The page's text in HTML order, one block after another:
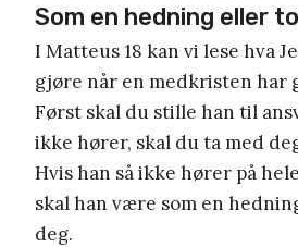
Som en hedning eller
I Matteus 18 kan vi lese hva
gjøre når en medkristen har
Først skal du stille han til
ikke hører, skal du ta med
Hvis han så ikke hører på
skal han være som en
deg.